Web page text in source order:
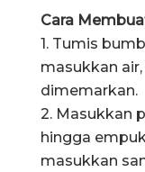
Cara
1. Tumis
masukkan
dimemarkan.
2. Masukkan
hingga
masukkan